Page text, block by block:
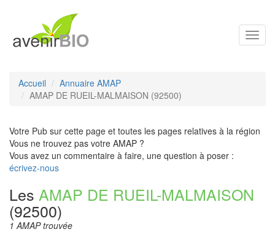
Accueil
Annuaire AMAP
AMAP DE RUEIL-MALMAISON (92500)
Votre Pub sur cette page et toutes les pages relatives à la région
Vous ne trouvez pas votre AMAP ?
Vous avez un commentaire à faire, une question à poser :
écrivez-nous
Les AMAP DE RUEIL-MALMAISON
(92500)
1 AMAP trouvée